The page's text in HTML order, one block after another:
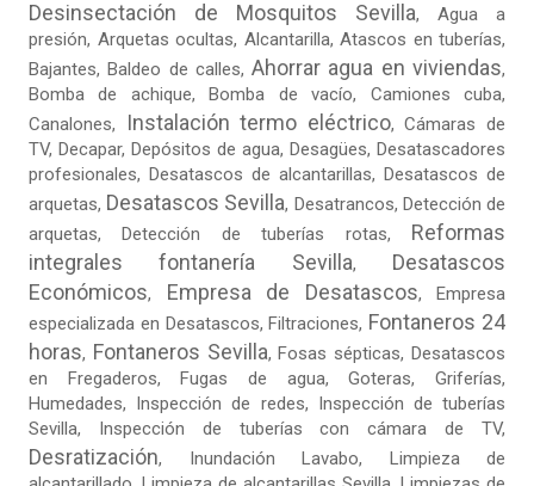
Desinsectación de Mosquitos Sevilla, Agua a
presión, Arquetas ocultas, Alcantarilla, Atascos en tuberías,
Bajantes,Baldeo de calles,Ahorrar agua en viviendas,
Bomba de achique, Bomba de vacío, Camiones cuba,
Canalones,
Instalación termo eléctrico, Cámaras de
TV, Decapar, Depósitos de agua, Desagües, Desatascadores
profesionales, Desatascos de alcantarillas, Desatascos de
arquetas, Desatascos Sevilla, Desatrancos, Detección de
arquetas, Detección de tuberías rotas, Reformas
integrales fontanería Sevilla, Desatascos
Económicos, Empresa de Desatascos, Empresa
especializada en Desatascos,Filtraciones, Fontaneros 24
horas, Fontaneros Sevilla,Fosas sépticas,Desatascos
en Fregaderos,Fugas de agua,Goteras, Griferías,
Humedades, Inspección de redes, Inspección de tuberías
Sevilla, Inspección de tuberías con cámara de TV,
Desratización, Inundación Lavabo, Limpieza de